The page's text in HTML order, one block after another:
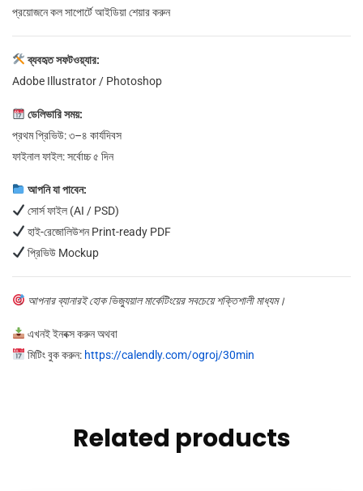
প্রয়োজনে কল সাপোর্টে আইডিয়া শেয়ার করুন
ব্যবহৃত সফটওয়্যার:
Adobe Illustrator / Photoshop
ডেলিভারি সময়:
প্রথম প্রিভিউ: ৩–৪ কার্যদিবস
ফাইনাল ফাইল: সর্বোচ্চ ৫ দিন
আপনি যা পাবেন:
সোর্স ফাইল (AI / PSD)
হাই-রেজোলিউশন Print-ready PDF
প্রিভিউ Mockup
আপনার ব্যানারই হোক ভিজ্যুয়াল মার্কেটিংয়ের সবচেয়ে শক্তিশালী মাধ্যম।
এখনই ইনবক্স করুন অথবা
মিটিং বুক করুন: https://calendly.com/ogroj/30min
Related products